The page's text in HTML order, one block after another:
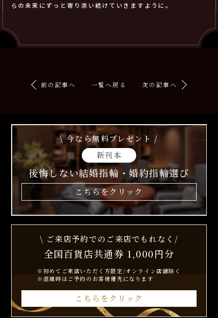
らの未来にずっと寄り添い続けていきますように。
前の記事へ 一覧へ戻る 次の記事へ
\ 今なら無料プレゼント /
新刊本
後悔しない結婚指輪・婚約指輪選び
こちらをクリック
\ ご来店予約でのご来店でもれなく/
全国百貨店共通券 1,000円分
※初めてご来店いただく方限定/オンライン店舗除く
※混雑時はご予約のお客様優先になります
こちらをクリック